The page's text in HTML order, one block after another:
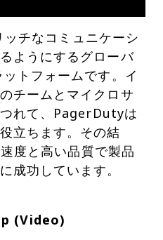
チなコミュニケーシ
ようにするグローバ
トフォームです。イ
チームとマイクロサ
れて、PagerDutyは
立ちます。その結
度と高い品質で製品
成功しています。
(Video)